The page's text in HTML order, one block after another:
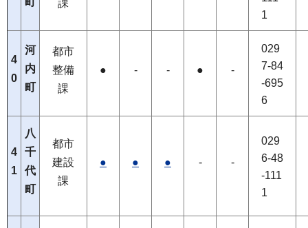
課
1
4
0
河
内
町
都市
整備
課
● - - ● -
029
7-84
-695
6
4
1
八
千
代
町
都市
建設
課
● ● ● - -
029
6-48
-111
1